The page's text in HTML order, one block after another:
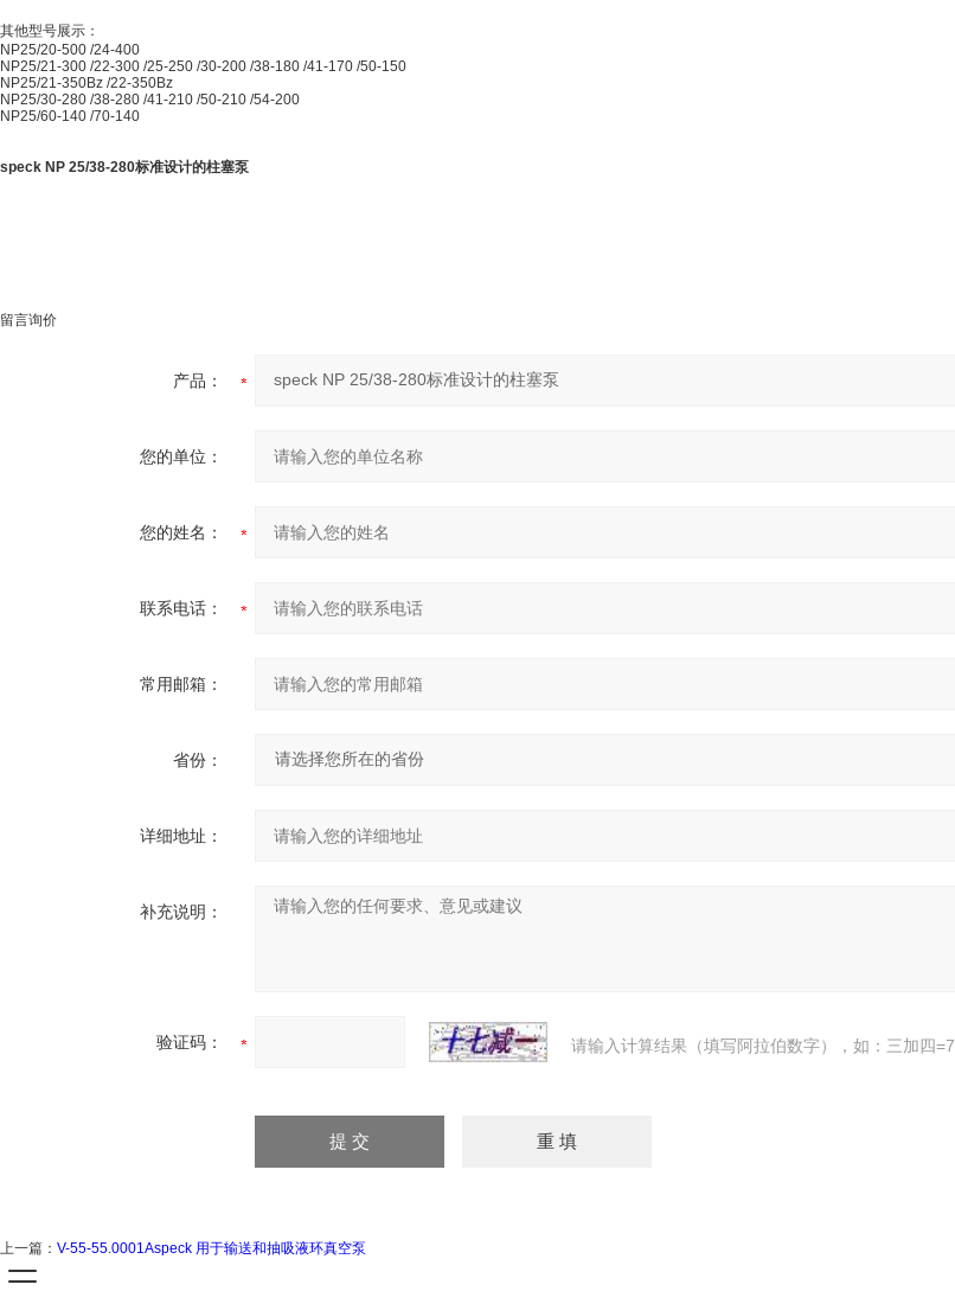
其他型号展示：
NP25/20-500 /24-400
NP25/21-300 /22-300 /25-250 /30-200 /38-180 /41-170 /50-150
NP25/21-350Bz /22-350Bz
NP25/30-280 /38-280 /41-210 /50-210 /54-200
NP25/60-140 /70-140
speck NP 25/38-280标准设计的柱塞泵
留言询价
产品：
您的单位：
您的姓名：
联系电话：
常用邮箱：
省份：
详细地址：
补充说明：
验证码： 请输入计算结果（填写阿拉伯数字），如：三加四=7
上一篇： V-55-55.0001Aspeck 用于输送和抽吸液环真空泵